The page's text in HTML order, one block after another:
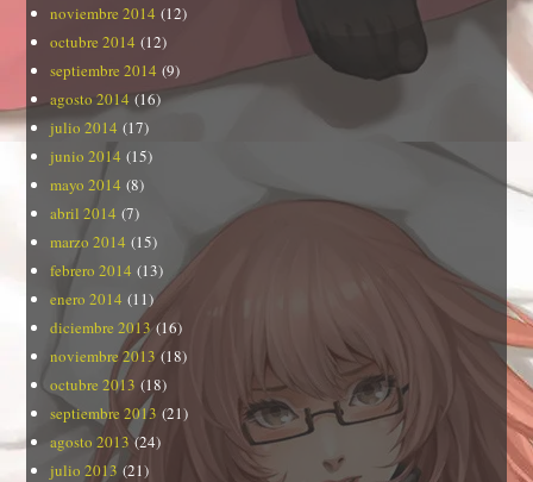
noviembre 2014 (12)
octubre 2014 (12)
septiembre 2014 (9)
agosto 2014 (16)
julio 2014 (17)
junio 2014 (15)
mayo 2014 (8)
abril 2014 (7)
marzo 2014 (15)
febrero 2014 (13)
enero 2014 (11)
diciembre 2013(16)
noviembre 2013 (18)
octubre 2013 (18)
septiembre 2013 (21)
agosto 2013(24)
julio 2013 (21)